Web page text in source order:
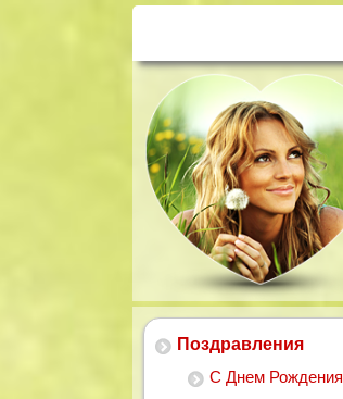
Поздравления
С Днем Рождения